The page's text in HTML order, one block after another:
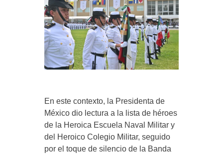
En este contexto, la Presidenta de
México dio lectura a la lista de héroes
de la Heroica Escuela Naval Militar y
del Heroico Colegio Militar, seguido
por el toque de silencio de la Banda